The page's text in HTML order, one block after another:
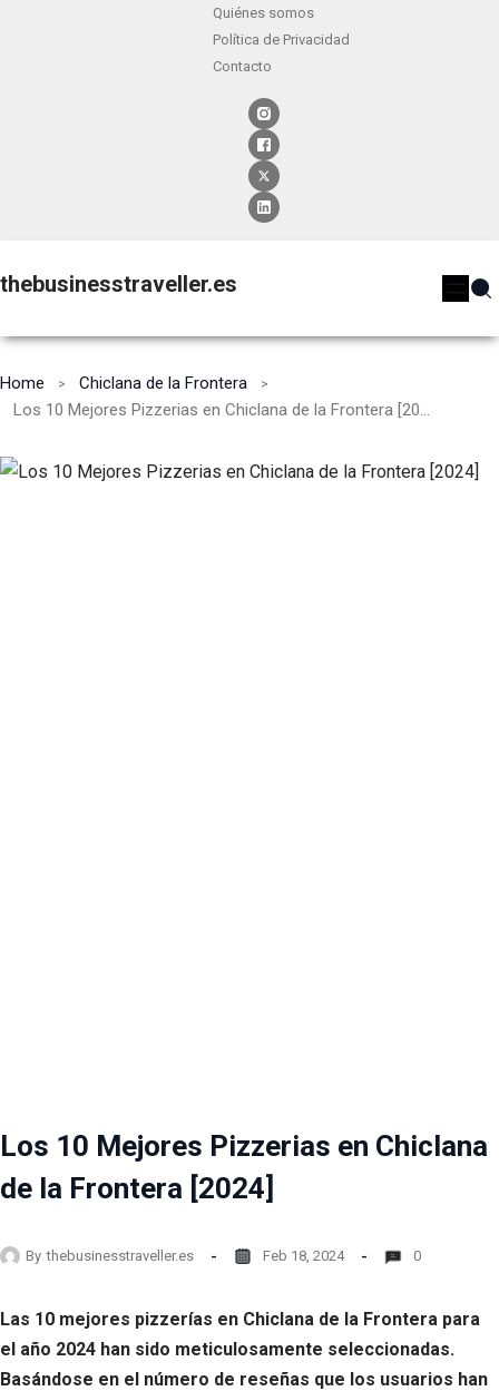
Quiénes somos
Política de Privacidad
Contacto
thebusinesstraveller.es
Home
Chiclana de la Frontera
Los 10 Mejores Pizzerias en Chiclana de la Frontera [2024]
Los 10 Mejores Pizzerias en Chiclana
de la Frontera [2024]
By thebusinesstraveller.es Feb 18, 2024 0
Las 10 mejores pizzerías en Chiclana de la Frontera para
el año 2024 han sido meticulosamente seleccionadas.
Basándose en el número de reseñas que los usuarios han